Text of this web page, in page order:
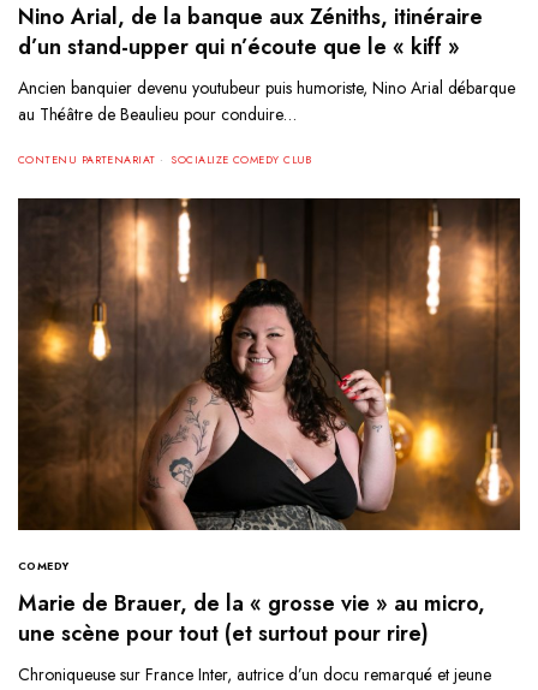
Nino Arial, de la banque aux Zéniths, itinéraire
d’un stand-upper qui n’écoute que le « kiff »
Ancien banquier devenu youtubeur puis humoriste, Nino Arial débarque
au Théâtre de Beaulieu pour conduire…
CONTENU PARTENARIAT SOCIALIZE COMEDY CLUB
COMEDY
Marie de Brauer, de la « grosse vie » au micro,
une scène pour tout (et surtout pour rire)
Chroniqueuse sur France Inter, autrice d’un docu remarqué et jeune